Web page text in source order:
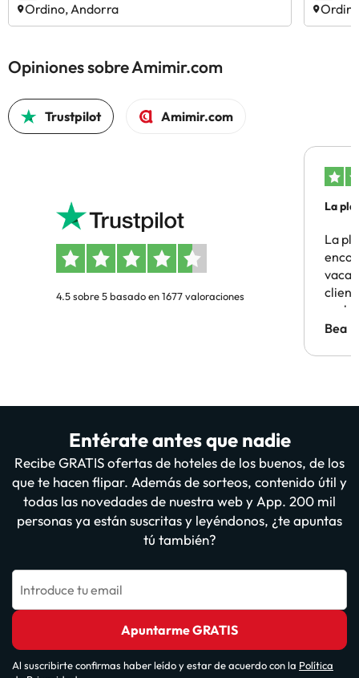
Ordino, Andorra
Opiniones sobre Amimir.com
Trustpilot Amimir.com
4.5 sobre 5 basado en 1677 valoraciones
La
La
Bea
Entérate antes que nadie
Recibe GRATIS ofertas de hoteles de los buenos, de los
que te hacen flipar. Además de sorteos, contenido útil y
todas las novedades de nuestra web y App. 200 mil
personas ya están suscritas y leyéndonos, ¿te apuntas
tú también?
Introduce tu email
Apuntarme GRATIS
Al suscribirte confirmas haber leído y estar de acuerdo con la Política